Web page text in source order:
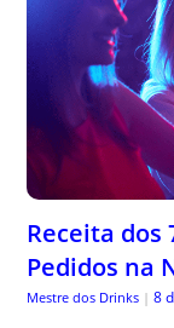
Receita dos
Pedidos na
Mestre dos Drinks | 8